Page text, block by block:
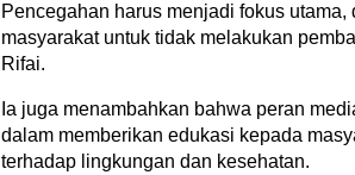
Pencegahan harus menjadi fokus
masyarakat untuk tidak melakukan
Rifai.
Ia juga menambahkan bahwa peran
dalam memberikan edukasi kepada
terhadap lingkungan dan kesehatan.